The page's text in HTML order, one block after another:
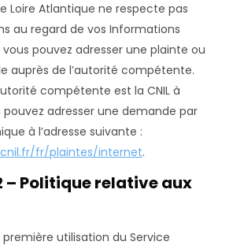
Loire Atlantique ne respecte pas
au regard de vos Informations
vous pouvez adresser une plainte ou
auprès de l’autorité compétente.
compétente est la CNIL à
pouvez adresser une demande par
à l’adresse suivante :
fr/plaintes/internet.
– Politique relative aux
première utilisation du Service